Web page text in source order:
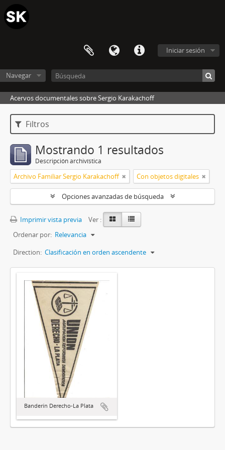
Iniciar sesión
Navegar
Acervos documentales sobre Sergio Karakachoff
Filtros
Mostrando 1 resultados
Descripción archivística
Archivo Familiar Sergio Karakachoff Con objetos digitales
Opciones avanzadas de búsqueda
Imprimir vista previa
Ver :
Ordenar por: Relevancia
Direction: Clasificación en orden ascendente
Banderín Derecho-La Plata